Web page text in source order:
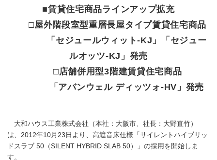
■賃貸住宅商品ラインアップ拡充
□屋外階段室型重層長屋タイプ賃貸住宅商品
「セジュールウィット-KJ」「セジュー
ルオッツ-KJ」発売
□店舗併用型3階建賃貸住宅商品
「アバンウェル ディッツォ-HV」発売
大和ハウス工業株式会社（本社：大阪市、社長：大野直竹）
は、2012年10月23日より、高遮音床仕様「サイレントハイブリッ
ドスラブ 50（SILENT HYBRID SLAB 50）」の採用を開始しま
す。